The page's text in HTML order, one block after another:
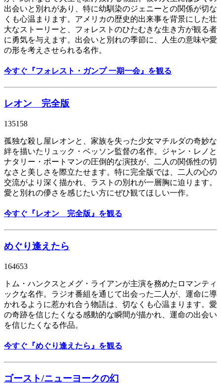
出会いと別れがあり、特に幼馴染のジェニーとの関係が切な
くも心温まります。アメリカの歴史的出来事を背景にした壮
大なストーリーと、フォレストのひたむきな生き方が観る者
に勇気を与えます。出会いと別れの季節に、人生の意味や愛
の形を考えさせられる名作。
今すぐ『フォレスト・ガンプ 一期一会』を観る
レオン 完全版
135158
孤独な殺し屋レオンと、家族を失った少女マチルダの奇妙な
絆を描いたリュック・ベッソン監督の名作。ジャン・レノと
ナタリー・ポートマンの圧倒的な演技が、二人の関係性の切
なさと美しさを際立たせます。特に完全版では、二人の心の
交流がより深く描かれ、ラストの別れが一層胸に迫ります。
愛と別れの儚さを感じたい方にぜひ観てほしい一作。
今すぐ『レオン 完全版』を観る
めぐり逢えたら
164653
トム・ハンクスとメグ・ライアンが主演を務めたロマンティ
ックな名作。ラジオ番組を通じて出会った二人が、運命に導
かれるように惹かれ合う物語は、切なくも心温まります。愛
の奇跡を信じたくなる感動的な瞬間が描かれ、運命の出会い
を信じたくなる作品。
今すぐ『めぐり逢えたら』を観る
ゴースト/ニューヨークの幻